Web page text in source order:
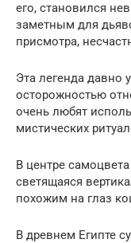
его, становился
заметным для
присмотра,
Эта легенда давно
осторожностью
очень любят
мистических
В центре
светящаяся
похожим на глаз
В древнем Египте